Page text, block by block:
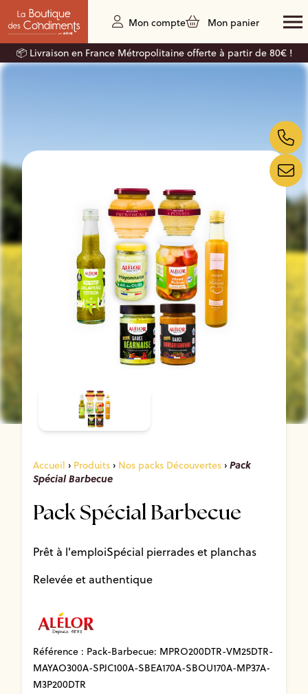
Mon compte Mon panier
📦 Livraison en France Métropolitaine offerte à partir de 80€ !
Accueil › Produits › Nos packs Découvertes › Pack
Spécial Barbecue
Pack Spécial Barbecue
Prêt à l'emploiSpécial pierrades et planchas
Relevée et authentique
Référence : Pack-Barbecue: MPRO200DTR-VM25DTR-
MAYAO300A-SPJC100A-SBEA170A-SBOU170A-MP37A-
M3P200DTR